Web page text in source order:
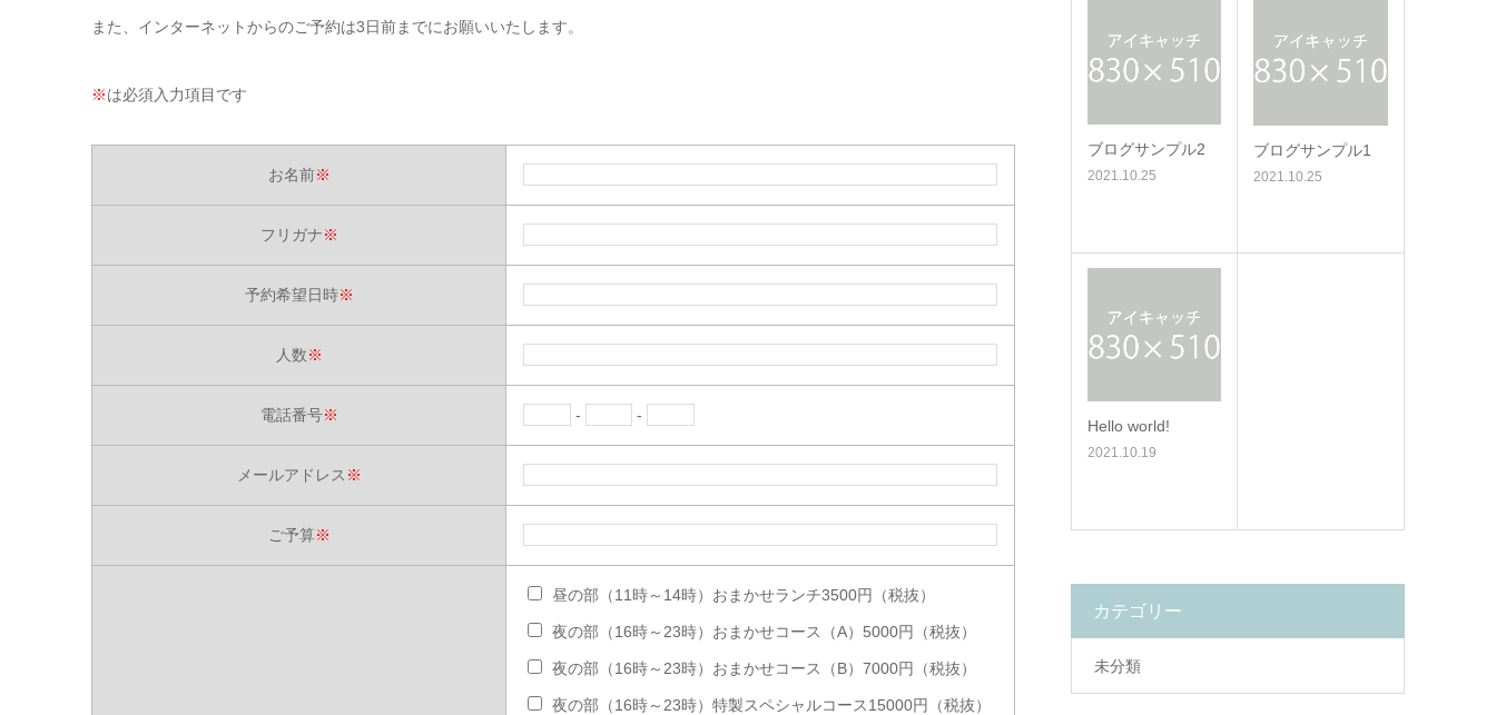
また、インターネットからのご予約は3日前までにお願いいたします。
※は必須入力項目です
お名前※
フリガナ※
予約希望日時※
人数※
電話番号※ - -
メールアドレス ※
ご予算※
昼の部（11時～14時）おまかせランチ3500円（税抜）
夜の部（16時～23時）おまかせコース（A）5000円（税抜）
夜の部（16時～23時）おまかせコース（B）7000円（税抜）
夜の部（16時～23時）特製スペシャルコース15000円（税抜）
ブログサンプル2
2021.10.25
ブログサンプル1
2021.10.25
Hello world!
2021.10.19
カテゴリー
未分類